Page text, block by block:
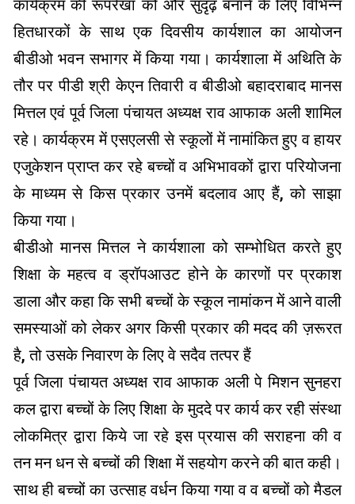
कार्यक्रम की रूपरेखा को और सुदृढ़ बनाने के लिए विभिन्न
हितधारकों के साथ एक दिवसीय कार्यशाल का आयोजन
बीडीओ भवन सभागर में किया गया। कार्यशाला में अथिति के
तौर पर पीडी श्री केएन तिवारी व बीडीओ बहादराबाद मानस
मित्तल एवं पूर्व जिला पंचायत अध्यक्ष राव आफाक अली शामिल
रहे। कार्यक्रम में एसएलसी से स्कूलों में नामांकित हुए व हायर
एजुकेशन प्राप्त कर रहे बच्चों व अभिभावकों द्वारा परियोजना
के माध्यम से किस प्रकार उनमें बदलाव आए हैं, को साझा
किया गया।
बीडीओ मानस मित्तल ने कार्यशाला को सम्भोधित करते हुए
शिक्षा के महत्व व ड्रॉपआउट होने के कारणों पर प्रकाश
डाला और कहा कि सभी बच्चों के स्कूल नामांकन में आने वाली
समस्याओं को लेकर अगर किसी प्रकार की मदद की ज़रूरत
है, तो उसके निवारण के लिए वे सदैव तत्पर हैं
पूर्व जिला पंचायत अध्यक्ष राव आफाक अली पे मिशन सुनहरा
कल द्वारा बच्चों के लिए शिक्षा के मुददे पर कार्य कर रही संस्था
लोकमित्र द्वारा किये जा रहे इस प्रयास की सराहना की व
तन मन धन से बच्चों की शिक्षा में सहयोग करने की बात कही।
साथ ही बच्चों का उत्साह वर्धन किया गया व व बच्चों को मैडल